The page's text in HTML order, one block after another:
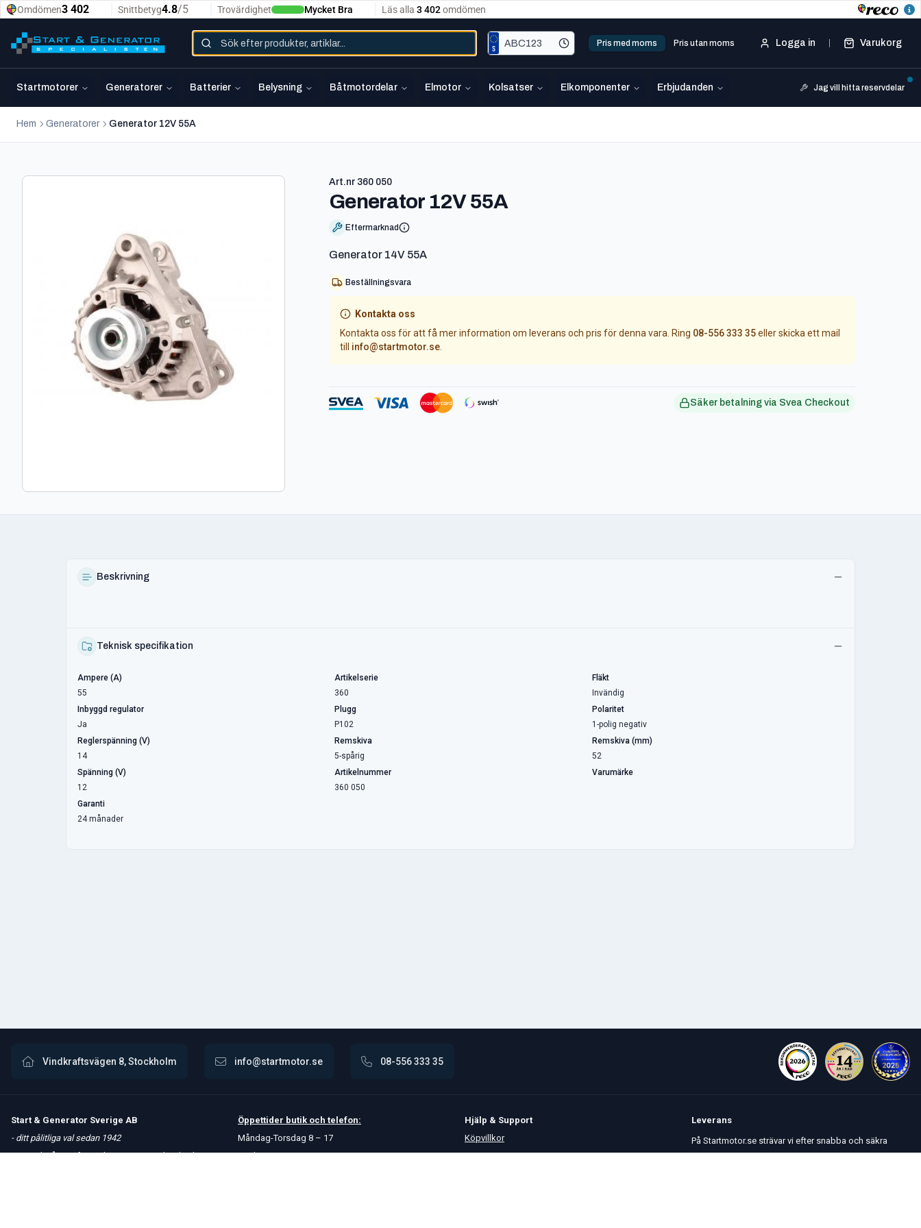
Pris med moms Pris utan moms Logga in Varukorg
Startmotorer Generatorer Batterier Belysning Båtmotordelar Elmotor Kolsatser Elkomponenter Erbjudanden Jag vill hitta reservdelar
Hem Generatorer Generator 12V 55A
Art.nr 360 050
Generator 12V 55A-
Eftermarknad
Generator 14V 55A
Beställningsvara
Kontakta oss
Kontakta oss för att få mer information om leverans och pris för denna vara. Ring 08-556 333 35eller skicka ett mail
till
info@startmotor.se
Säker betalning via Svea Checkout
Beskrivning
Teknisk specifikation
Ampere (A)
55
Artikelserie
360
Fläkt
Invändig
Inbyggd regulator
Ja
Plugg
P102
Polaritet
1-polig negativ
Reglerspänning (V)
14
Remskiva
5-spårig
Remskiva (mm)
52
Spänning (V)
12
Artikelnummer
360 050
Varumärke
Garanti
24 månader
Vindkraftsvägen 8, Stockholm info@startmotor.se 08-556 333 35
Start & Generator Sverige AB
- ditt pålitliga val sedan 1942
Upptäck vårt omfattande sortiment av högkvalitativa
Öppettider butik och telefon:
Måndag-Torsdag 8 – 17
Fredag 8 – 15
Hjälp & Support
Köpvillkor
Leverans
På Startmotor.se strävar vi efter snabba och säkra